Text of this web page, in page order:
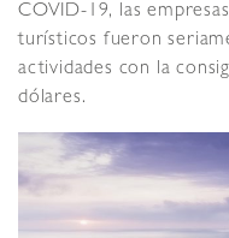
COVID-19, las
turísticos fueron
actividades con la
dólares.